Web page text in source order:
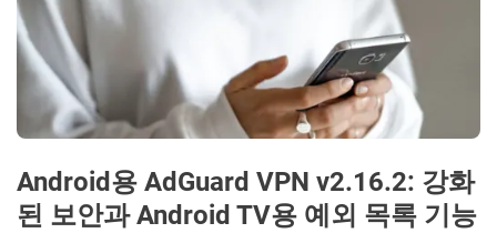
Android용 AdGuard VPN v2.16.2: 강화
된 보안과 Android TV용 예외 목록 기능